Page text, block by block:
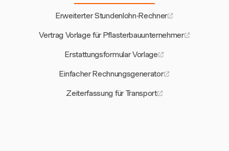
Erweiterter Stundenlohn-Rechner
Vertrag Vorlage für Pflasterbauunternehmer
Erstattungsformular Vorlage
Einfacher Rechnungsgenerator
Zeiterfassung für Transport